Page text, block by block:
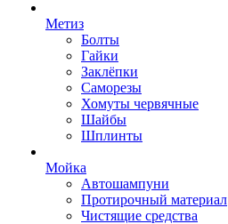
Метиз
Болты
Гайки
Заклёпки
Саморезы
Хомуты червячные
Шайбы
Шплинты
Мойка
Автошампуни
Протирочный материал
Чистящие средства